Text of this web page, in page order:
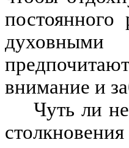
внимание и
Чуть ли